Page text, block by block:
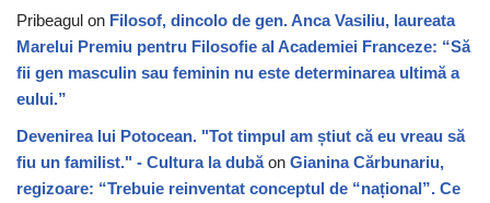
Pribeagul on Filosof, dincolo de gen. Anca Vasiliu, laureata
Marelui Premiu pentru Filosofie al Academiei Franceze: “Să
fii gen masculin sau feminin nu este determinarea ultimă a
eului.”
Devenirea lui Potocean. "Tot timpul am știut că eu vreau să
fiu un familist." - Cultura la dubăon Gianina Cărbunariu,
regizoare: “Trebuie reinventat conceptul de “național”. Ce